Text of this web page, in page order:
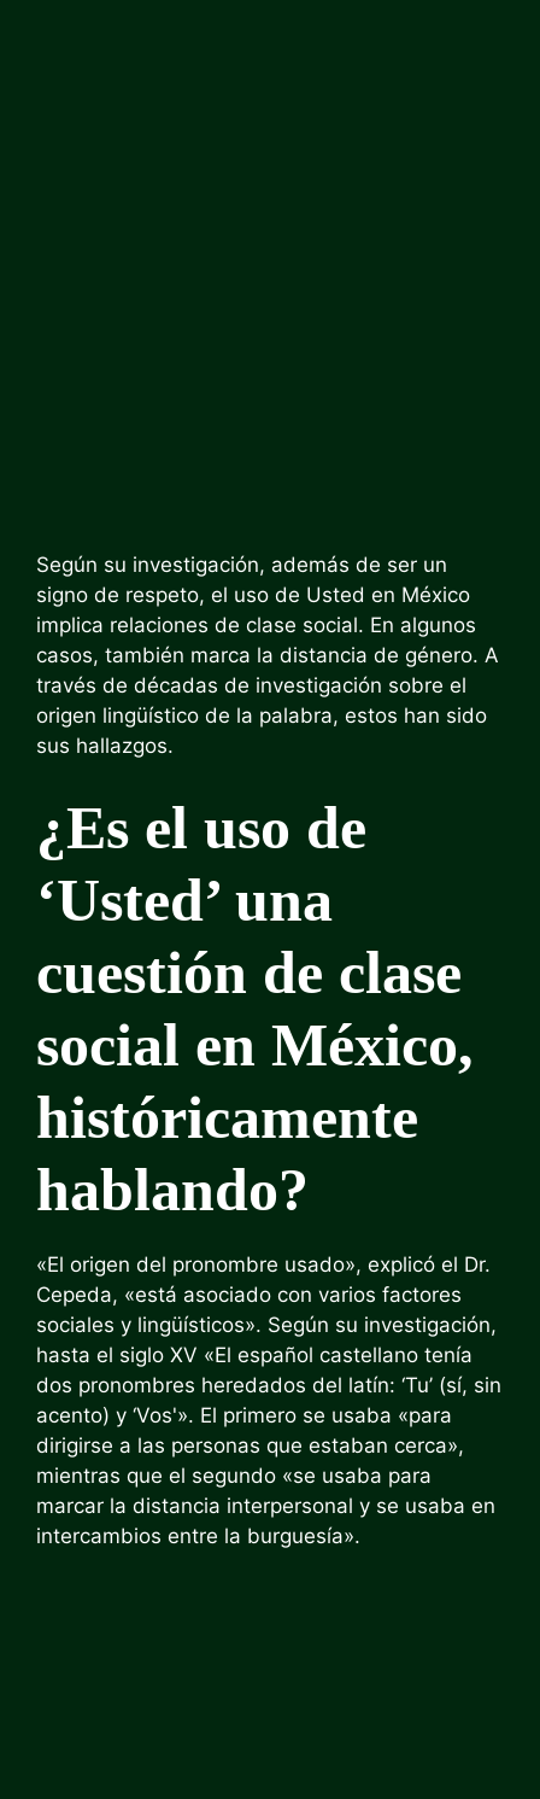
Según su investigación, además de ser un
signo de respeto, el uso de Usted en México
implica relaciones de clase social. En algunos
casos, también marca la distancia de género. A
través de décadas de investigación sobre el
origen lingüístico de la palabra, estos han sido
sus hallazgos.
¿Es el uso de
‘Usted’ una
cuestión de clase
social en México,
históricamente
hablando?
«El origen del pronombre usado», explicó el Dr.
Cepeda, «está asociado con varios factores
sociales y lingüísticos». Según su investigación,
hasta el siglo XV «El español castellano tenía
dos pronombres heredados del latín: ‘Tu’ (sí, sin
acento) y ‘Vos'». El primero se usaba «para
dirigirse a las personas que estaban cerca»,
mientras que el segundo «se usaba para
marcar la distancia interpersonal y se usaba en
intercambios entre la burguesía».